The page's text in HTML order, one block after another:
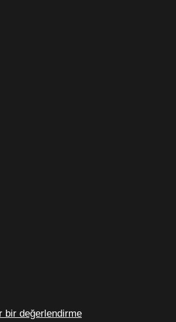
bir değerlendirme